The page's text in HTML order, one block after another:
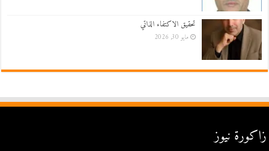
تحقيق الاكتفاء الذاتي
مايو 30, 2026
زاكورة نيوز